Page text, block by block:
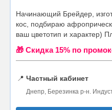
Начинающий Брейдер,
кос, подбираю
ваш цветотип и характер)
🎁 Cкидка 15% по
📍 Частный кабинет
Днепр, Березинка р-н.